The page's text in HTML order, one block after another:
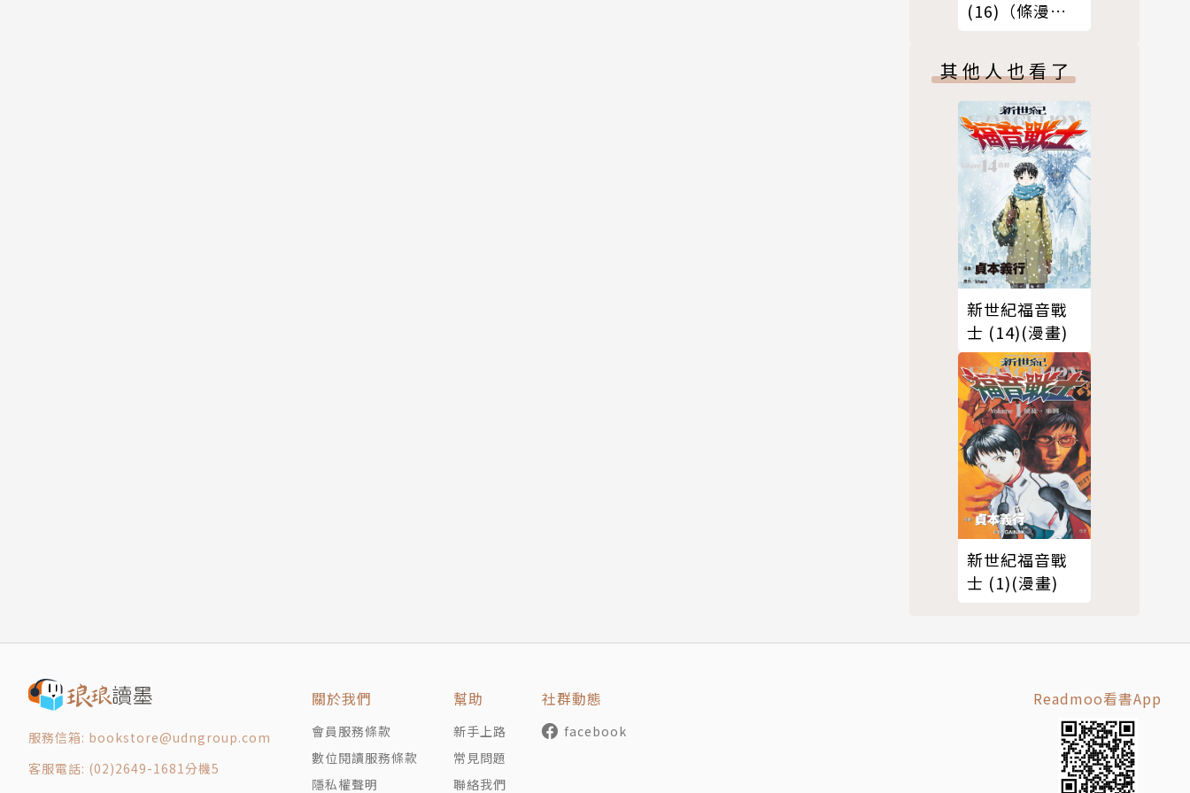
(16)（條漫
其他人也看了
新世紀福音戰
士 (14)(漫畫)
新世紀福音戰
士 (1)(漫畫)
服務信箱: bookstore@udngroup.com
客服電話: (02)2649-1681分機5
關於我們
會員服務條款
數位閱讀服務條款
隱私權聲明
幫助
新手上路
常見問題
聯絡我們
社群動態
facebook
Readmoo看書App